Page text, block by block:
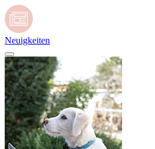
Neuigkeiten